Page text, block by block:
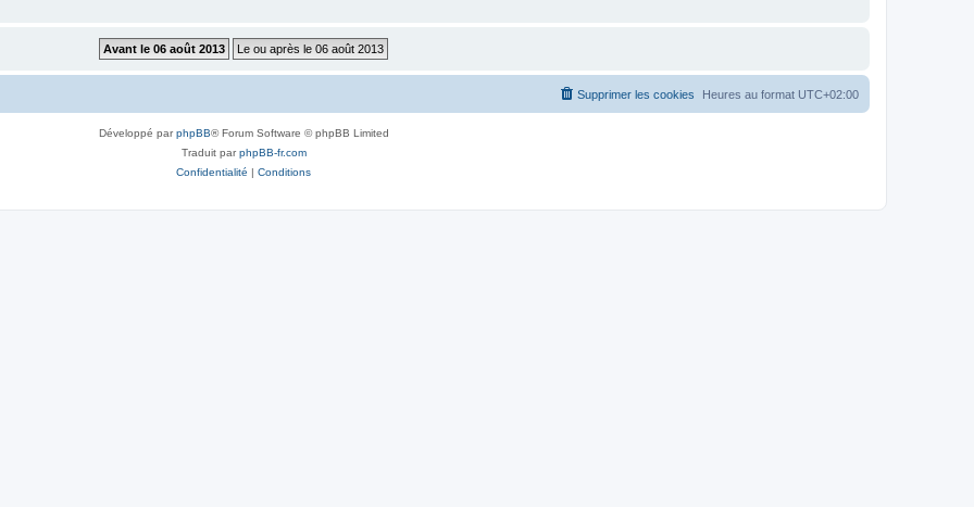
Heures au format UTC+02:00
Supprimer les cookies
Développé parphpBB® Forum Software © phpBB Limited
Traduit parphpBB-fr.com
Confidentialité | Conditions